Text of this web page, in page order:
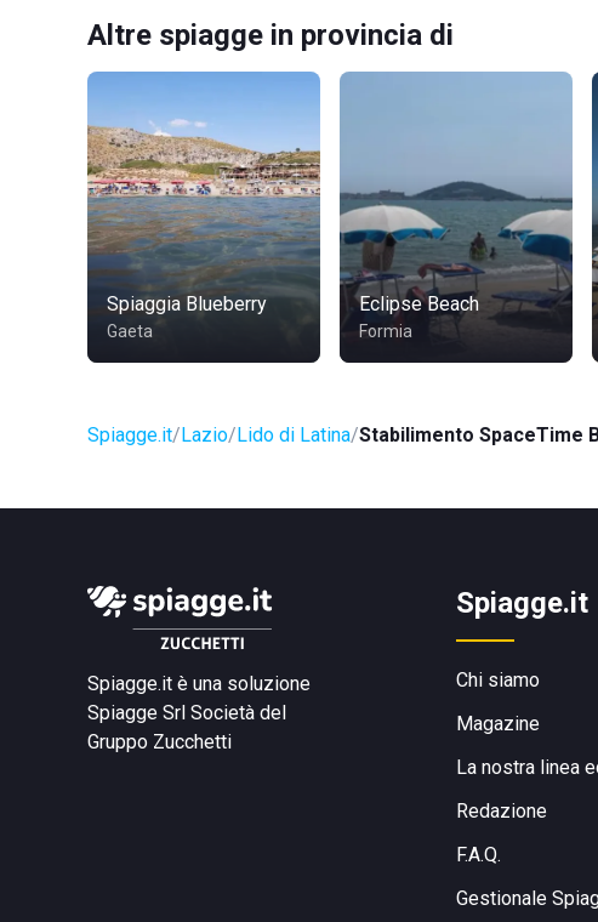
Altre spiagge in provincia di
Spiaggia Blueberry
Gaeta
Eclipse Beach
Formia
Spiagge.it Lazio Lido di Latina Stabilimento SpaceTime
Spiagge.it è una soluzione
Spiagge Srl Società del
Gruppo Zucchetti
Spiagge.it
Chi siamo
Magazine
La nostra linea
Redazione
F.A.Q.
Gestionale